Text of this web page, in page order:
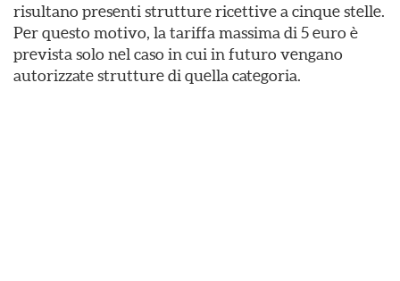
risultano presenti strutture ricettive a cinque stelle.
Per questo motivo, la tariffa massima di 5 euro è
prevista solo nel caso in cui in futuro vengano
autorizzate strutture di quella categoria.